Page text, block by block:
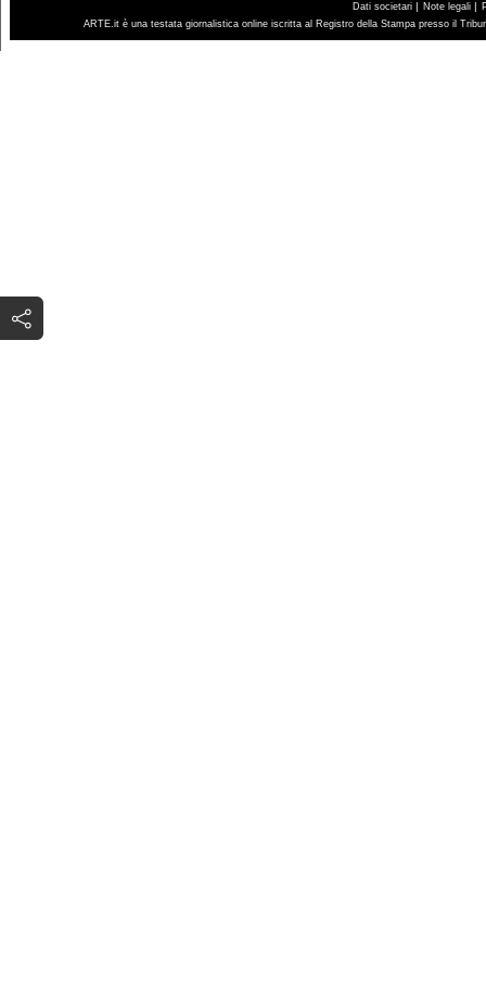
Dati societari | Note legali |
ARTE.it è una testata giornalistica online iscritta al Registro della Stampa presso il